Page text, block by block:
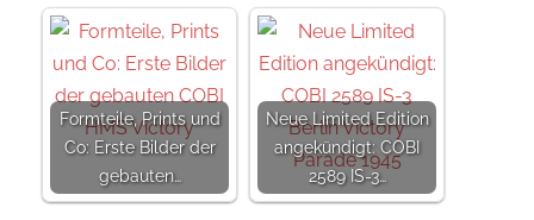
Formteile, Prints und
Co: Erste Bilder der
gebauten…
Neue Limited Edition
angekündigt: COBI
2589 IS-3…